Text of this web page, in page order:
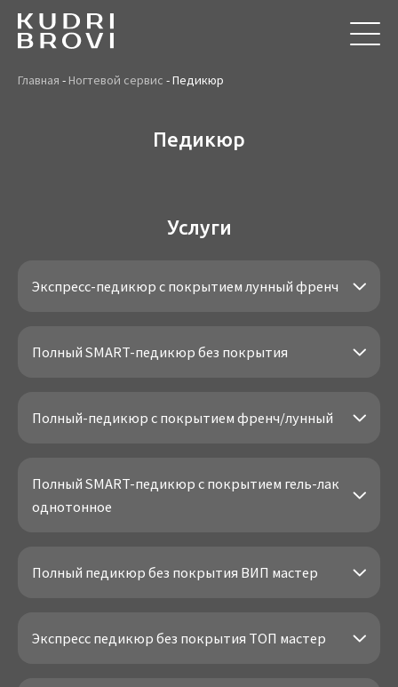
Главная - Ногтевой сервис -Педикюр
Педикюр
Услуги
Экспресс-педикюр с покрытием лунный френч
Полный SMART-педикюр без покрытия
Полный-педикюр с покрытием френч/лунный
Полный SMART-педикюр с покрытием гель-лак
однотонное
Полный педикюр без покрытия ВИП мастер
Экспресс педикюр без покрытия ТОП мастер